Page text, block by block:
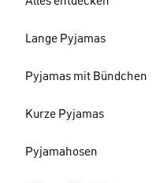
Lange Pyjamas
Pyjamas mit Bündchen
Kurze Pyjamas
Pyjamahosen